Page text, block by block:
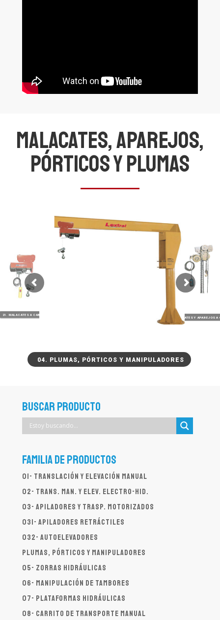
Malacates, Aparejos,
Pórticos y Plumas
04. PLUMAS, PÓRTICOS Y MANIPULADORES
20. MALACATES Y APAREJOS A
21. MALACATES A CABLE
Buscar Producto
Familia de productos
01- Translación y elevación manual
02- Trans. man. y elev. electro-hid.
03- Apiladores y trasp. motorizados
031- Apiladores Retráctiles
032- Autoelevadores
Plumas, Pórticos y Manipuladores
05- Zorras hidráulicas
06- Manipulación de tambores
07- Plataformas hidráulicas
08- Carrito de transporte manual